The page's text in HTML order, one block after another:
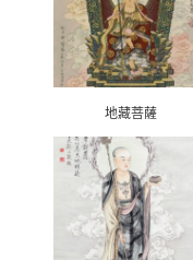
地藏菩薩